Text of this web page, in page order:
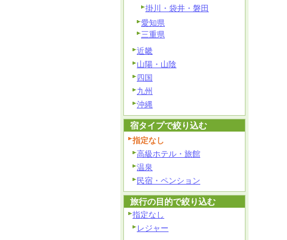
掛川・袋井・磐田
愛知県
三重県
近畿
山陽・山陰
四国
九州
沖縄
宿タイプで絞り込む
指定なし
高級ホテル・旅館
温泉
民宿・ペンション
旅行の目的で絞り込む
指定なし
レジャー